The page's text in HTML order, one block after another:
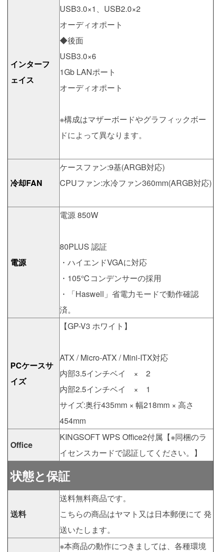
インターフ
ェイス
USB3.0×1、USB2.0×2
オーディオポート
◆後面
USB3.0×6
1Gb LANポート
オーディオポート
※構成はマザーボードやグラフィックボー
ドによって異なります。
冷却FAN
ケースファン:9基(ARGB対応)
CPUファン:水冷ファン360mm(ARGB対応)
電源
電源 850W
80PLUS 認証
・ハイエンドVGAに対応
・105℃コンデンサーの採用
・「Haswell」省電力モードで動作確認
済。
PCケースサ
イズ
【GP-V3 ホワイト】
ATX / Micro-ATX / Mini-ITX対応
内部3.5インチベイ × 2
内部2.5インチベイ × 1
サイズ:奥行435mm × 幅218mm × 高さ
454mm
Office
KINGSOFT WPS Office2付属【※同梱のラ
イセンスカードで認証してください。】
状態と保証
送料
送料無料商品です。
こちらの商品はヤマト又は日本郵便にて 発
送いたします。
※本商品の動作につきましては、各種環境